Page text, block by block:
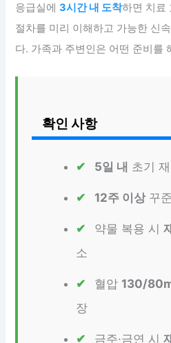
응급실에3시간 내 도착하면 치료
절차를 미리 이해하고 가능한 신
다. 가족과 주변인은 어떤 준비를
확인 사항
5일 내 초기
12주 이상꾸
약물 복용 시
소
혈압 130/
장
금주·금연 시